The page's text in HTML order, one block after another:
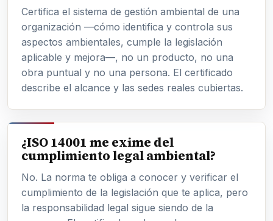
Certifica el sistema de gestión ambiental de una
organización —cómo identifica y controla sus
aspectos ambientales, cumple la legislación
aplicable y mejora—, no un producto, no una
obra puntual y no una persona. El certificado
describe el alcance y las sedes reales cubiertas.
¿ISO 14001 me exime del
cumplimiento legal ambiental?
No. La norma te obliga a conocer y verificar el
cumplimiento de la legislación que te aplica, pero
la responsabilidad legal sigue siendo de la